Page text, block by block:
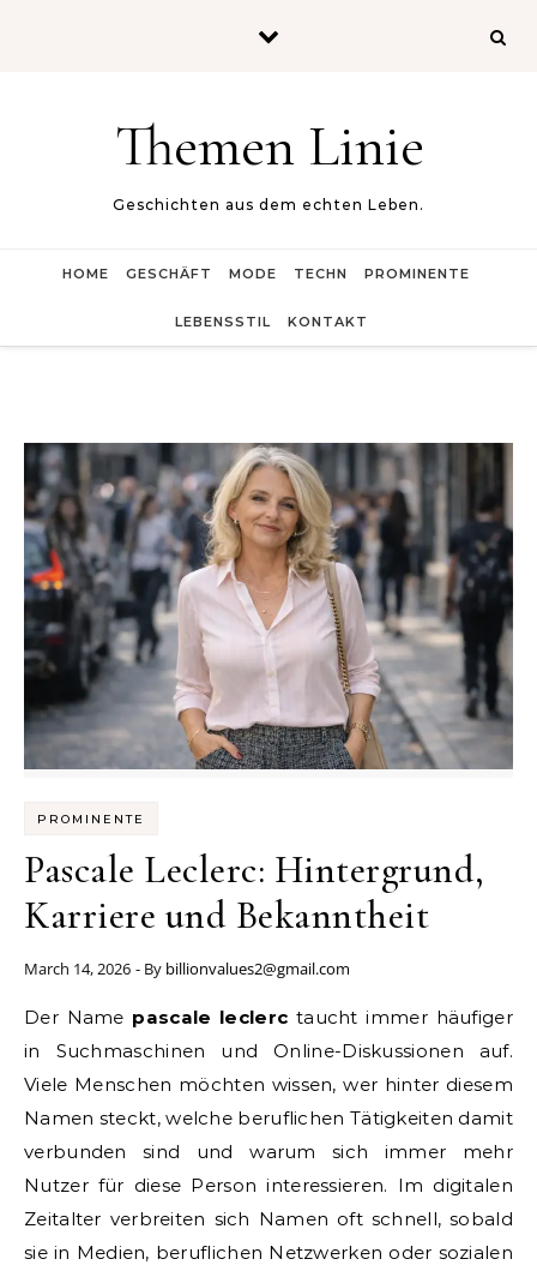
Themen Linie
Geschichten aus dem echten Leben.
HOME GESCHÄFT MODE TECHN PROMINENTE
LEBENSSTIL KONTAKT
PROMINENTE
Pascale Leclerc: Hintergrund,
Karriere und Bekanntheit
March 14, 2026 - By billionvalues2@gmail.com
Der Name pascale leclerc taucht immer häufiger
in Suchmaschinen und Online-Diskussionen auf.
Viele Menschen möchten wissen, wer hinter diesem
Namen steckt, welche beruflichen Tätigkeiten damit
verbunden sind und warum sich immer mehr
Nutzer für diese Person interessieren. Im digitalen
Zeitalter verbreiten sich Namen oft schnell, sobald
sie in Medien, beruflichen Netzwerken oder sozialen